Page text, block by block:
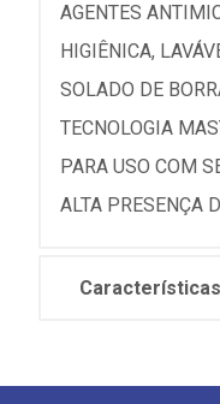
AGENTES
HIGIÊNICA,
SOLADO DE
TECNOLOGIA
PARA USO COM
ALTA PRESENÇA
Características